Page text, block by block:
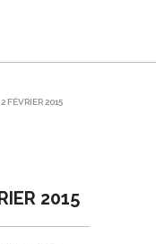
FÉVRIER 2015
2015